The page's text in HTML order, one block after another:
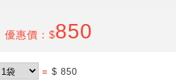
優惠價：$850
= $ 850